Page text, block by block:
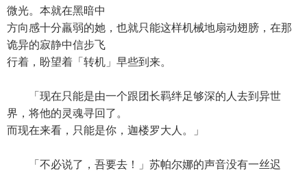
微光。本就在黑暗中
方向感十分羸弱的她，也就只能这样机械地扇动翅膀，在那
诡异的寂静中信步飞
行着，盼望着「转机」早些到来。
「现在只能是由一个跟团长羁绊足够深的人去到异世
界，将他的灵魂寻回了。
而现在来看，只能是你，迦楼罗大人。」
「不必说了，吾要去！」苏帕尔娜的声音没有一丝迟